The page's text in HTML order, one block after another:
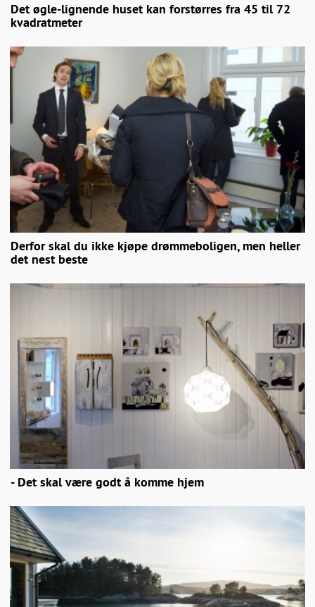
Det øgle-lignende huset kan forstørres fra 45 til 72
kvadratmeter
Derfor skal du ikke kjøpe drømmeboligen, men heller
det nest beste
- Det skal være godt å komme hjem